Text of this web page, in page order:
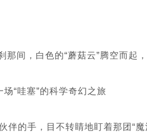
，白色的“蘑菇云”腾空而起
的手，目不转睛地盯着那团“